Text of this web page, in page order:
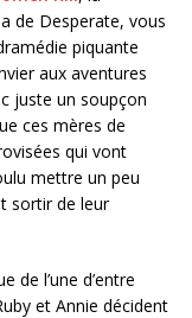
de Desperate, vous
piquante
aux aventures
juste un soupçon
ces mères de
qui vont
mettre un peu
sortir de leur
de l’une d’entre
et Annie décident